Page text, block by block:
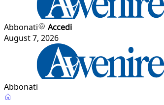
Abbonati
Accedi
August 7, 2026
Abbonati